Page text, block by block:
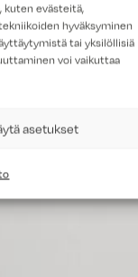
kuten evästeitä,
hyväksyminen
tai yksilöllisiä
voi vaikuttaa
asetukset